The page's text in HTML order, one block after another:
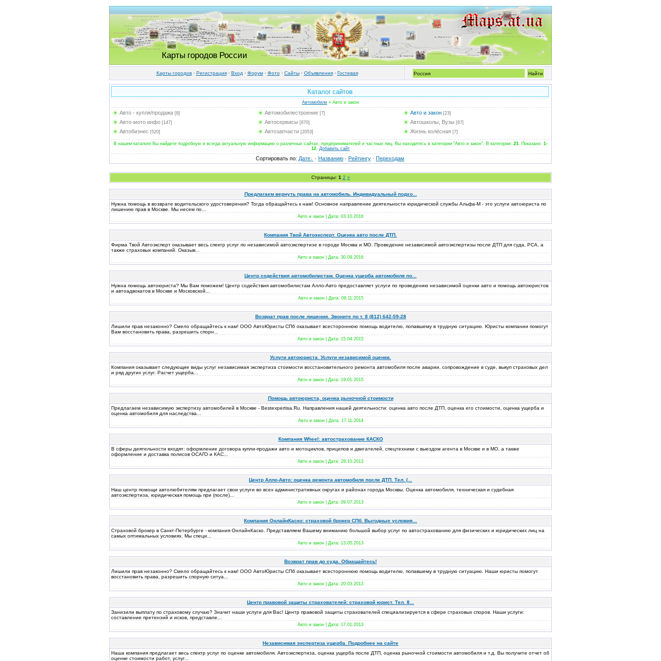
Карты городов России
Карты городов· Регистрация· Вход · Форум· Фото· Cайты· Объявления· Гостевая
Каталог сайтов
Автомобили » Авто и закон
Авто - купля/продажа [8] Автомобилестроение [7] Авто и закон [23]
Авто-мото инфо [147] Автосервисы [870] Автошколы, Вузы [67]
Автобизнес [520] Автозапчасти [2053] Жизнь колёсная [7]
В нашем каталоге Вы найдете подробную и всегда актуальную информацию о различных сайтах, предпринимателей и частных лиц. Вы находитесь в категории "Авто и закон". В категории: 23, Показано: 1-
12. Добавить сайт
Сортировать по: Дате · Названию · Рейтингу · Переходам
Страницы: 1 2 »
Предлагаем вернуть права на автомобиль. Индивидуальный подхо...
Нужна помощь в возврате водительского удостоверения? Тогда обращайтесь к нам! Основное направление деятельности юридической службы Альфа-М - это услуги автоюриста по
лишению прав в Москве. Мы несем по...
Авто и закон | Дата: 03.10.2016
Компания Твой Автоэксперт. Оценка авто после ДТП.
Фирма Твой Автоэксперт оказывает весь спектр услуг по независимой автоэкспертизе в городе Москва и МО. Проведение независимой автоэкспертизы после ДТП для суда, РСА, а
также страховых компаний. Оказыв...
Авто и закон | Дата: 30.09.2016
Центр содействия автомобилистам. Оценка ущерба автомобиля по...
Нужна помощь автоюриста? Мы Вам поможем! Центр содействия автомобилистам Алло-Авто предоставляет услуги по проведению независимой оценки авто и помощь автоюристов
и автоадвокатов в Москве и Московской...
Авто и закон | Дата: 09.11.2015
Возврат прав после лишения. Звоните по т. 8 (812) 642-59-28
Лишили прав незаконно? Смело обращайтесь к нам! ООО АвтоЮристы СПб оказывает всестороннюю помощь водителю, попавшему в трудную ситуацию. Юристы компании помогут
Вам восстановить права, разрешить спорн...
Авто и закон | Дата: 15.04.2015
Услуги автоюриста. Услуги независимой оценки.
Компания оказывает следующие виды услуг независимая экспертиза стоимости восстановительного ремонта автомобиля после аварии, сопровождение в суде, выкуп страховых дел
и ряд других услуг. Расчет ущерба...
Авто и закон | Дата: 19.01.2015
Помощь автоюриста, оценка рыночной стоимости
Предлагаем независимую экспертизу автомобилей в Москве - Bestexpertisa.Ru. Направления нашей деятельности: оценка авто после ДТП, оценка его стоимости, оценка ущерба и
оценка автомобиля для наследства...
Авто и закон | Дата: 17.11.2014
Компания Wheel: автострахование КАСКО
В сферы деятельности входят: оформление договора купли-продажи авто и мотоциклов, прицепов и двигателей, спецтехники с выездом агента в Москве и в МО, а также
оформление и доставка полисов ОСАГО и КАС...
Авто и закон | Дата: 28.10.2013
Центр Алло-Авто: оценка ремонта автомобиля после ДТП. Тел. (...
Наш центр помощи автолюбителям предлагает свои услуги во всех административных округах и районах города Москвы. Оценка автомобиля, техническая и судебная
автоэкспертиза, юридическая помощь при (после)...
Авто и закон | Дата: 09.07.2013
Компания ОнлайнКаско: страховой брокер СПб. Выгодные условия...
Страховой брокер в Санкт-Петербурге - компания ОнлайнКаско. Представляем Вашему вниманию большой выбор услуг по автострахованию для физических и юридических лиц на
самых оптимальных условиях. Мы специ...
Авто и закон | Дата: 13.05.2013
Возврат прав до суда. Обращайтесь!
Лишили прав незаконно? Смело обращайтесь к нам! ООО АвтоЮристы СПб оказывает всестороннюю помощь водителю, попавшему в трудную ситуацию. Наши юристы помогут
восстановить права, разрешить спорную ситуа...
Авто и закон | Дата: 20.03.2013
Центр правовой защиты страхователей: страховой юрист. Тел. 8...
Занизили выплату по страховому случаю? Значит наши услуги для Вас! Центр правовой защиты страхователей специализируется в сфере страховых споров. Наши услуги:
составление претензий и исков, представле...
Авто и закон | Дата: 17.01.2013
Независимая экспертиза ущерба. Подробнее на сайте
Наша компания предлагает весь спектр услуг по оценке автомобиля. Автоэкспертиза, оценка ущерба после ДТП, оценка рыночной стоимости автомобиля и т.д. Вы получите отчет об
оценке стоимости работ, услуг...